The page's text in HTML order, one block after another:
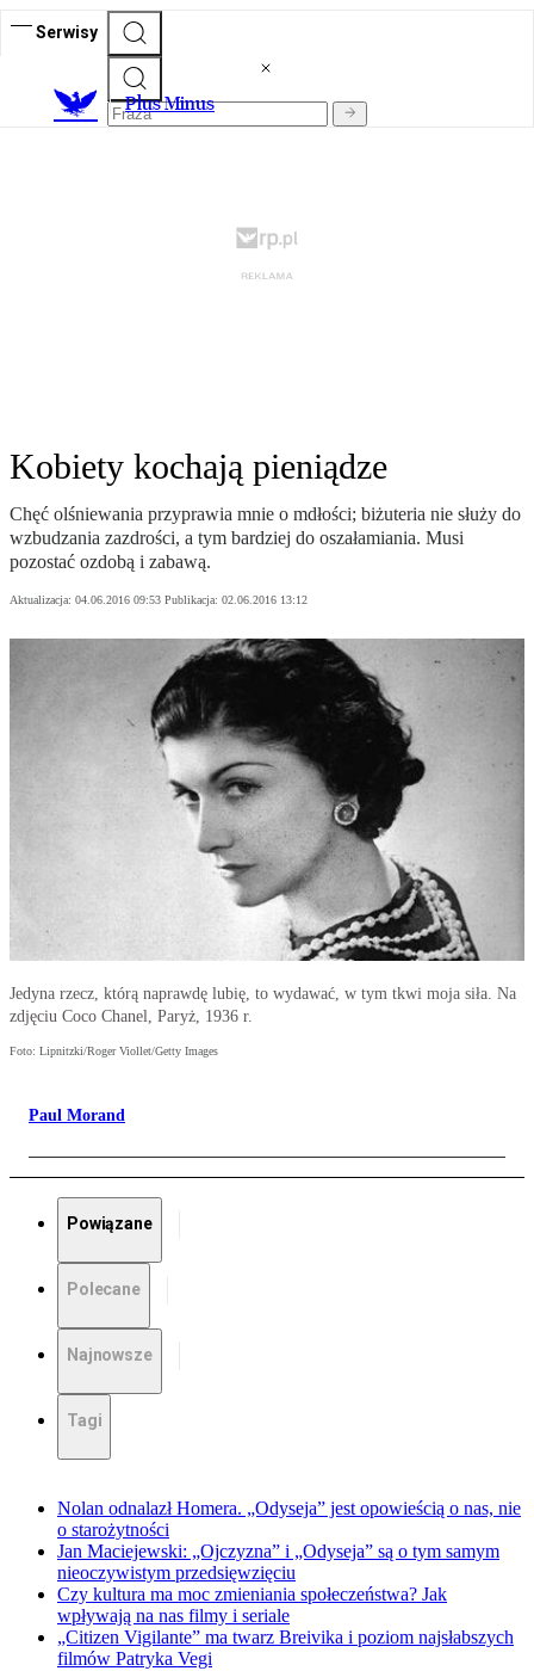
Serwisy
Plus Minus
Kobiety kochają pieniądze
Chęć olśniewania przyprawia mnie o mdłości; biżuteria nie służy do
wzbudzania zazdrości, a tym bardziej do oszałamiania. Musi
pozostać ozdobą i zabawą.
Aktualizacja: 04.06.2016 09:53 Publikacja: 02.06.2016 13:12
Jedyna rzecz, którą naprawdę lubię, to wydawać, w tym tkwi moja siła. Na
zdjęciu Coco Chanel, Paryż, 1936 r.
Foto: Lipnitzki/Roger Viollet/Getty Images
Paul Morand
Powiązane
Polecane
Najnowsze
Tagi
Nolan odnalazł Homera. „Odyseja” jest opowieścią o nas, nie
o starożytności
Jan Maciejewski: „Ojczyzna” i „Odyseja” są o tym samym
nieoczywistym przedsięwzięciu
Czy kultura ma moc zmieniania społeczeństwa? Jak
wpływają na nas filmy i seriale
„Citizen Vigilante” ma twarz Breivika i poziom najsłabszych
filmów Patryka Vegi